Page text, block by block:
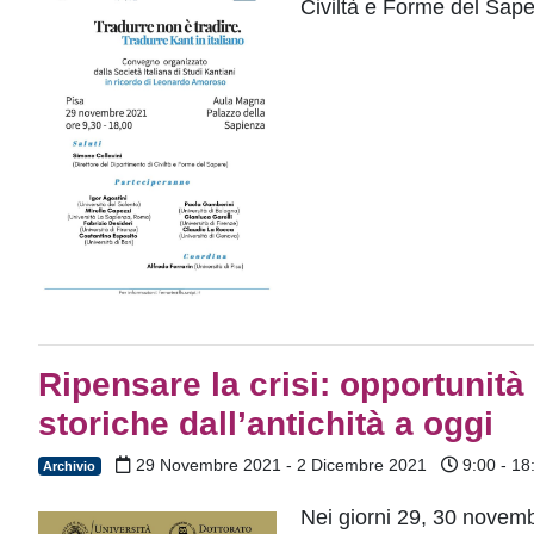
Civiltà e Forme del
Ripensare la crisi:
storiche dall’antichità a oggi
Archivio 29 Novembre 2021 - 2 Dicembre 2021 9:00 -
Nei giorni 29, 30